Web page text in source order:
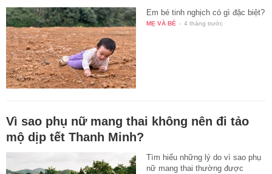
Em bé tinh nghịch có gì đặc biệt?
MẸ VÀ BÉ - 4 tháng trước
Vì sao phụ nữ mang thai không nên đi tảo
mộ dịp tết Thanh Minh?
Tìm hiểu những lý do vì sao phụ
nữ mang thai thường được